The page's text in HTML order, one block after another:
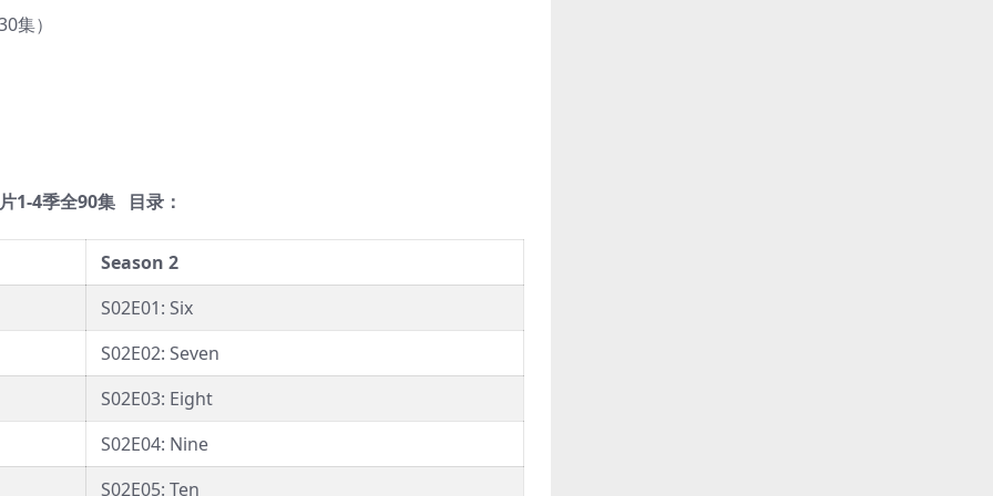
集）
1-4季全90集 目录：
Season 2
S02E01: Six
S02E02: Seven
S02E03: Eight
S02E04: Nine
S02E05: Ten